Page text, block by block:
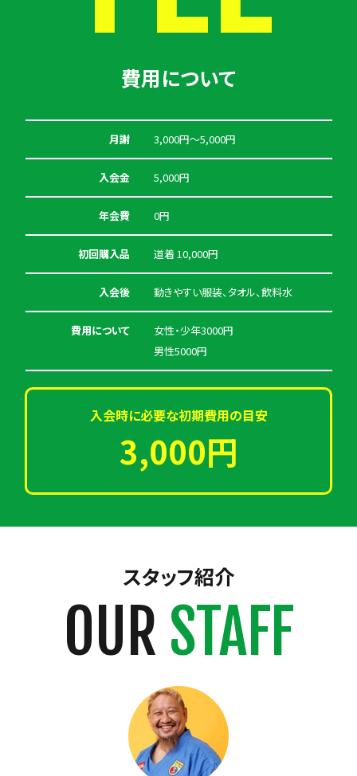
費用について
月謝 3,000円〜5,000円
入会金 5,000円
年会費 0円
初回購入品 道着 10,000円
入会後 動きやすい服装、タオル、飲料水
費用について
女性・少年3000円
男性5000円
入会時に必要な初期費用の目安
3,000円
スタッフ紹介
OUR STAFF